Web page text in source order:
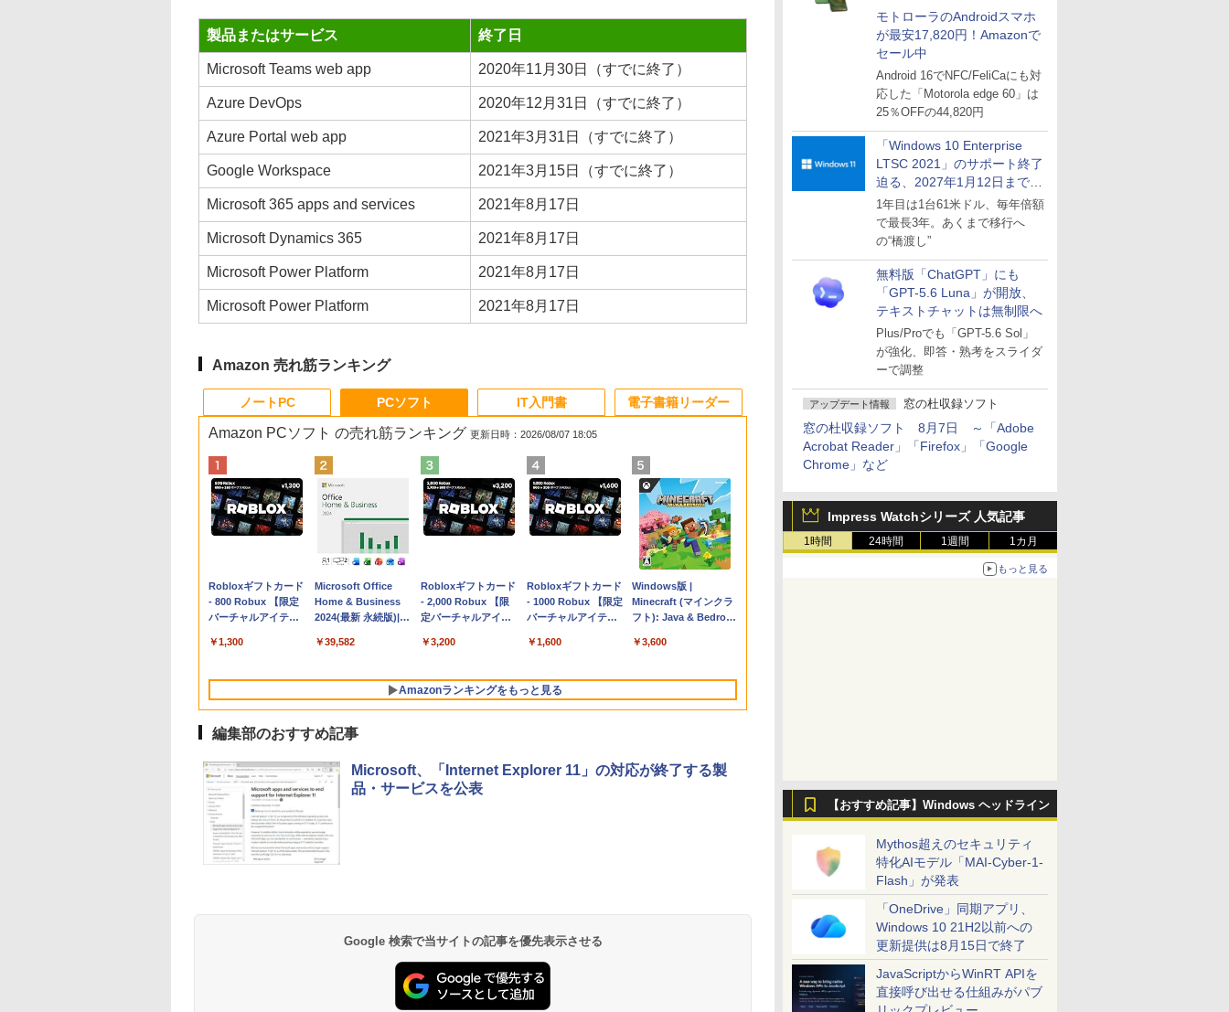
モトローラのAndroidスマホ
が最安17,820円！Amazonで
セール中
Android 16でNFC/FeliCaにも対
応した「Motorola edge 60」は
25％OFFの44,820円
「Windows 10 Enterprise
LTSC 2021」のサポート終了
迫る、2027年1月12日まで
～ESUは9月1日から販売
1年目は1台61米ドル、毎年倍額
で最長3年。あくまで移行へ
の“橋渡し”
無料版「ChatGPT」にも
「GPT-5.6 Luna」が開放、
テキストチャットは無制限へ
Plus/Proでも「GPT-5.6 Sol」
が強化、即答・熟考をスライダ
ーで調整
アップデート情報 窓の杜収録ソフト
窓の杜収録ソフト 8月7日 ～「Adobe
Acrobat Reader」「Firefox」「Google
Chrome」など
Impress Watchシリーズ 人気記事
1時間 24時間 1週間 1カ月
もっと見る
【おすすめ記事】Windows ヘッドライン
Mythos超えのセキュリティ
特化AIモデル「MAI-Cyber-1-
Flash」が発表
「OneDrive」同期アプリ、
Windows 10 21H2以前への
更新提供は8月15日で終了
JavaScriptからWinRT APIを
直接呼び出せる仕組みがパブ
製品またはサービス 終了日
Microsoft Teams web app 2020年11月30日（すでに終了）
Azure DevOps 2020年12月31日（すでに終了）
Azure Portal web app 2021年3月31日（すでに終了）
Google Workspace 2021年3月15日（すでに終了）
Microsoft 365 apps and services 2021年8月17日
Microsoft Dynamics 365 2021年8月17日
Microsoft Power Platform 2021年8月17日
Microsoft Power Platform 2021年8月17日
Amazon 売れ筋ランキング
ノートPC
Apple 2026
MacBook Neo A18
Proチップ搭載13イ
AIとApple
Retinaディスプレ
512GB SSD、1080p
FaceTime HDカメ
ラ、Touch ID - イン
AppleCare+ for 13イ
ンチMacBook
Neo(A18 Pro)|ダウン
ロード版
￥162,598
tomtoc 360°保護
15.6 16インチ パソコ
ンケース Dell NEC
dynabook Lenovo
￥2,952
Apple 2026
MacBook Air M5チ
ップ搭載13インチノ
Apple Intelligence、
Retinaディスプレ
イ、16GBユニファイ
ドメモリ、1TB SSD
ド、Touch ID - シル
バー
￥261,414
【Amazon.co.jp限
定】 HP ノートパソ
コン 15-fd 15.6イン
512GB SSD インテ
￥129,800
FMV ノートパソコン
WE1-K3 (MS 365
Personal/Copilotキー
型/Core i5/16GB/SSD
FMVWK3E15W_AZ
￥139,880
PCソフト
Amazon PCソフト の売れ筋ランキング 更新日時：2026/08/07 18:05
Robloxギフトカード
- 800 Robux 【限定
バーチャルアイテム
ンゲームコード】 ロ
インコード版
￥1,300
Microsoft Office
Home & Business
2024(最新 永続版)|オ
版|Windows11、
￥39,582
Robloxギフトカード
- 2,000 Robux 【限
定バーチャルアイテ
インゲームコード】
ラインコード版
￥3,200
Robloxギフトカード
- 1000 Robux 【限定
バーチャルアイテム
ンゲームコード】 ロ
ンコード版
￥1,600
Windows版 |
Minecraft (マインクラ
フト): Java & Bedrock
ード版
￥3,600
Amazonランキングをもっと見る
IT入門書
ズ (はぴーイラスト
マニュアル AI副業に
もKindle出版にも！
非エンジニアのため
のAIコーディング入
￥99
￥1,292
電子書籍リーダー
続バッテリー、6イン
書籍リーダー、ブラ
ック、16GB、広告な
￥16,980
るさ自動調整、色調
持続バッテリー、広
告なし、メタリック
ブラック
￥27,980
レイ、色調調節ライ
ッテリー、広告無
し、ブラック (2025
年発売)
￥31,980
編集部のおすすめ記事
Microsoft、「Internet Explorer 11」の対応が終了する製
品・サービスを公表
Google 検索で当サイトの記事を優先表示させる